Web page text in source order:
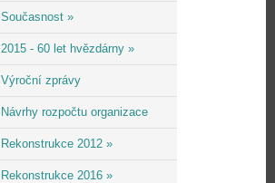
Současnost »
2015 - 60 let hvězdárny »
Výroční zprávy
Návrhy rozpočtu organizace
Rekonstrukce 2012 »
Rekonstrukce 2016 »